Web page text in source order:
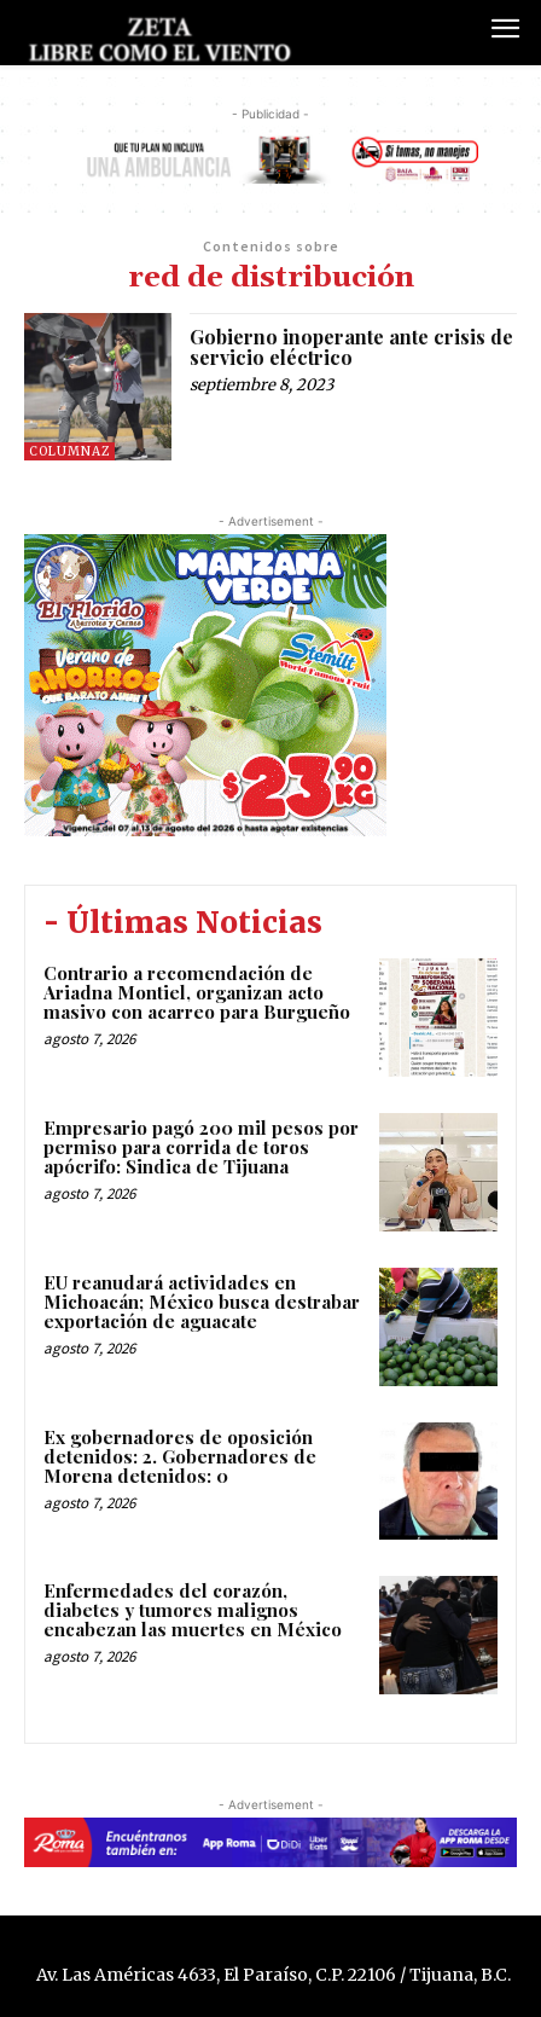
- Publicidad -
Contenidos sobre
red de distribución
COLUMNAZ
Gobierno inoperante ante crisis de
servicio eléctrico
septiembre 8, 2023
- Advertisement -
- Últimas Noticias
Contrario a recomendación de
Ariadna Montiel, organizan acto
masivo con acarreo para Burgueño
agosto 7, 2026
Empresario pagó 200 mil pesos por
permiso para corrida de toros
apócrifo: Sindica de Tijuana
agosto 7, 2026
EU reanudará actividades en
Michoacán; México busca destrabar
exportación de aguacate
agosto 7, 2026
Ex gobernadores de oposición
detenidos: 2. Gobernadores de
Morena detenidos: 0
agosto 7, 2026
Enfermedades del corazón,
diabetes y tumores malignos
encabezan las muertes en México
agosto 7, 2026
- Advertisement -
Av. Las Américas 4633, El Paraíso, C.P. 22106 / Tijuana, B.C.